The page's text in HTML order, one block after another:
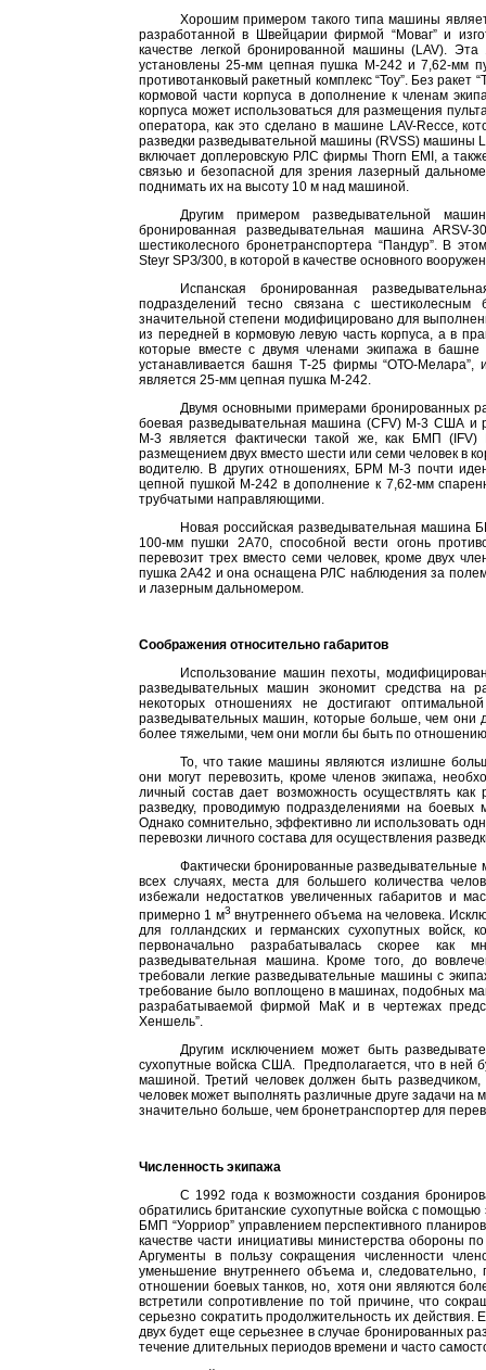
Хорошим примером такого типа машины
разработанной в Швейцарии фирмой “Моваг” и
качестве легкой бронированной машины (LAV).
установлены 25-мм цепная пушка М-242 и 7,62-мм
противотанковый ракетный комплекс “Тоу”. Без
кормовой части корпуса в дополнение к членам
корпуса может использоваться для размещения
оператора, как это сделано в машине LAV-Recce,
разведки разведывательной машины (RVSS) машины
включает доплеровскую РЛС фирмы Thorn EMI, а
связью и безопасной для зрения лазерный
поднимать их на высоту 10 м над машиной.
Другим примером разведывательной
бронированная разведывательная машина
шестиколесного бронетранспортера “Пандур”. В
Steyr SPЗ/300, в которой в качестве основного
Испанская бронированная
подразделений тесно связана с
значительной степени модифицировано для
из передней в кормовую левую часть корпуса, а в
которые вместе с двумя членами экипажа в
устанавливается башня Т-25 фирмы “ОТО-Мелара”,
является 25-мм цепная пушка М-242.
Двумя основными примерами бронированных
боевая разведывательная машина (CFV) M-3 США и
М-3 является фактически такой же, как БМП (IFV)
размещением двух вместо шести или семи человек в
водителю. В других отношениях, БРМ М-3 почти
цепной пушкой М-242 в дополнение к 7,62-мм
трубчатыми направляющими.
Новая российская разведывательная
100-мм пушки 2А70, способной вести огонь
перевозит трех вместо семи человек, кроме двух
пушка 2А42 и она оснащена РЛС наблюдения за
и лазерным дальномером.
Соображения относительно габаритов
Использование машин пехоты,
разведывательных машин экономит средства на
некоторых отношениях не достигают
разведывательных машин, которые больше, чем
более тяжелыми, чем они могли бы быть по
То, что такие машины являются излишне
они могут перевозить, кроме членов экипажа,
личный состав дает возможность осуществлять
разведку, проводимую подразделениями на
Однако сомнительно, эффективно ли использовать
перевозки личного состава для осуществления
Фактически бронированные
всех случаях, места для большего количества
избежали недостатков увеличенных габаритов и
примерно 1 м3 внутреннего объема на человека.
для голландских и германских сухопутных
первоначально разрабатывалась скорее как
разведывательная машина. Кроме того, до
требовали легкие разведывательные машины с
требование было воплощено в машинах, подобных
разрабатываемой фирмой МаК и в чертежах
Хеншель”.
Другим исключением может быть
сухопутные войска США.
Предполагается, что в ней
машиной. Третий человек должен быть
человек может выполнять различные друге задачи
значительно больше, чем бронетранспортер для
Численность экипажа
С 1992 года к возможности создания
обратились британские сухопутные войска с
БМП “Уорриор” управлением перспективного
качестве части инициативы министерства обороны
Аргументы в пользу сокращения численности
уменьшение внутреннего объема и,
отношении боевых танков, но, хотя они являются
встретили сопротивление по той причине, что
серьезно сократить продолжительность их
двух будет еще серьезнее в случае бронированных
течение длительных периодов времени и часто